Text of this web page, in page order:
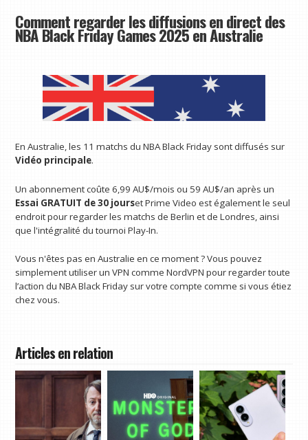
Comment regarder les diffusions en direct des
NBA Black Friday Games 2025 en Australie
En Australie, les 11 matchs du NBA Black Friday sont diffusés sur
Vidéo principale.
Un abonnement coûte 6,99 AU$/mois ou 59 AU$/an après un
Essai GRATUIT de 30 jourset Prime Video est également le seul
endroit pour regarder les matchs de Berlin et de Londres, ainsi
que l'intégralité du tournoi Play-In.
Vous n'êtes pas en Australie en ce moment ? Vous pouvez
simplement utiliser un VPN comme NordVPN pour regarder toute
l’action du NBA Black Friday sur votre compte comme si vous étiez
chez vous.
Articles en relation